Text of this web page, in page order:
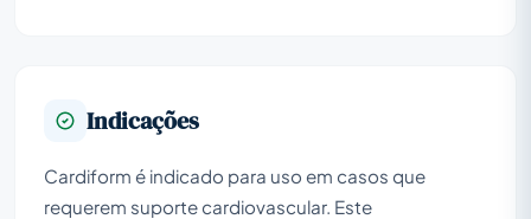
Indicações
Cardiform é indicado para uso em casos que
requerem suporte cardiovascular. Este